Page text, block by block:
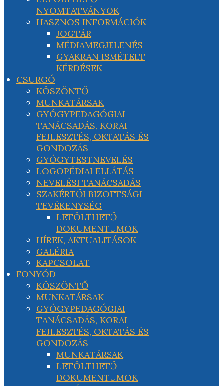
NYOMTATVÁNYOK
HASZNOS INFORMÁCIÓK
JOGTÁR
MÉDIAMEGJELENÉS
GYAKRAN ISMÉTELT
KÉRDÉSEK
CSURGÓ
KÖSZÖNTŐ
MUNKATÁRSAK
GYÓGYPEDAGÓGIAI
TANÁCSADÁS, KORAI
FEJLESZTÉS, OKTATÁS ÉS
GONDOZÁS
GYÓGYTESTNEVELÉS
LOGOPÉDIAI ELLÁTÁS
NEVELÉSI TANÁCSADÁS
SZAKÉRTŐI BIZOTTSÁGI
TEVÉKENYSÉG
LETÖLTHETŐ
DOKUMENTUMOK
HÍREK, AKTUALITÁSOK
GALÉRIA
KAPCSOLAT
FONYÓD
KÖSZÖNTŐ
MUNKATÁRSAK
GYÓGYPEDAGÓGIAI
TANÁCSADÁS, KORAI
FEJLESZTÉS, OKTATÁS ÉS
GONDOZÁS
MUNKATÁRSAK
LETÖLTHETŐ
DOKUMENTUMOK